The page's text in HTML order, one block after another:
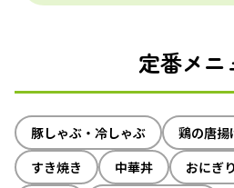
定番メニ
豚しゃぶ・冷しゃぶ
鶏の唐揚
すき焼き
中華丼 おにぎ